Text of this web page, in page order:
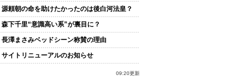
源頼朝の命を助けたかったのは後白河法皇？
森下千里“意識高い系”が裏目に？
長澤まさみベッドシーン称賛の理由
サイトリニューアルのお知らせ
09:20更新